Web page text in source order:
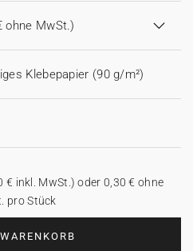
ohne MwSt.)
Klebepapier (90 g/m²)
€ inkl. MwSt.) oder 0,30 € ohne
pro Stück